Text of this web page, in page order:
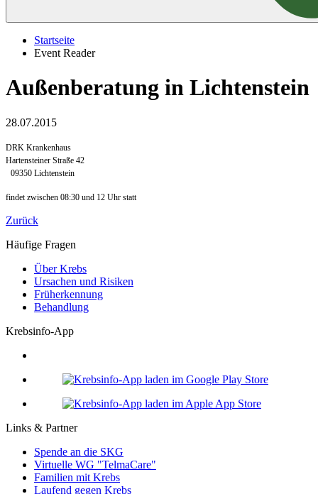
Startseite
Event Reader
Außenberatung in Lichtenstein
28.07.2015
DRK Krankenhaus
Hartensteiner Straße 42
09350 Lichtenstein
findet zwischen 08:30 und 12 Uhr statt
Zurück
Häufige Fragen
Über Krebs
Ursachen und Risiken
Früherkennung
Behandlung
Krebsinfo-App
Links & Partner
Spende an die SKG
Virtuelle WG "TelmaCare"
Familien mit Krebs
Laufend gegen Krebs